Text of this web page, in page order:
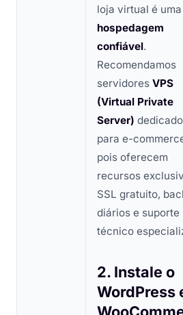
loja virtual é uma
hospedagem
confiável.
Recomendamos
servidores VPS
(Virtual Private
Server)
para e-
pois oferecem
recursos
SSL gratuito,
diários e suporte
técnico
2. Instale o
WordPress